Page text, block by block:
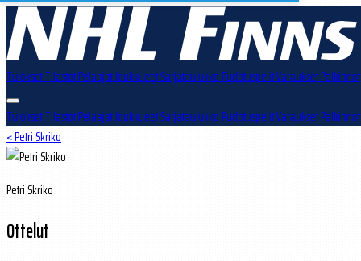
TuloksetTilastotPelaajatJoukkueetSarjataulukkoPudotuspelitVarauksetPalkinnot
TuloksetTilastotPelaajatJoukkueetSarjataulukkoPudotuspelitVarauksetPalkinnot
< Petri Skriko
Petri Skriko
Ottelut